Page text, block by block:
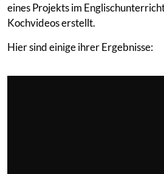
eines Projekts im
Kochvideos erstellt.
Hier sind einige ihrer Ergebnisse: